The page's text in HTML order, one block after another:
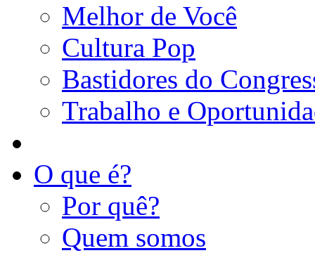
Melhor de Você
Cultura Pop
Bastidores do
Trabalho e
O que é?
Por quê?
Quem somos